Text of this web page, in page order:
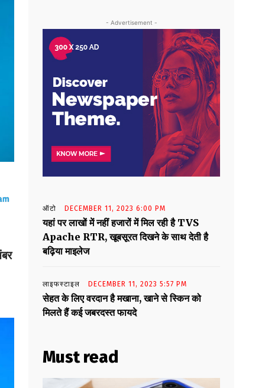
- Advertisement -
ऑटो DECEMBER 11, 2023 6:00 PM
यहां पर लाखों में नहीं हजारों में मिल रही है TVS
Apache RTR, खूबसूरत दिखने के साथ देती है
बढ़िया माइलेज
लाइफस्टाइल DECEMBER 11, 2023 5:57 PM
सेहत के लिए वरदान है मखाना, खाने से स्किन को
मिलते हैं कई जबरदस्त फायदे
Must read